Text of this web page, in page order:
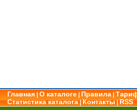
Главная О каталоге Правила
Статистика каталога|Контакты|RSS